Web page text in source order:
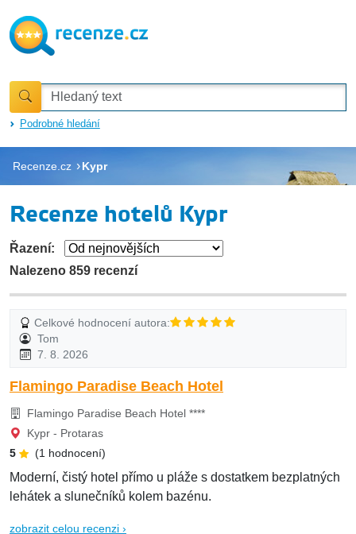
Podrobné hledání
Recenze.cz Kypr
Recenze hotelů Kypr
Nalezeno 859 recenzí
Řazení:
Celkové hodnocení autora:
Tom
7. 8. 2026
Flamingo Paradise Beach Hotel
Flamingo Paradise Beach Hotel ****
Kypr - Protaras
5
(1 hodnocení)
Moderní, čistý hotel přímo u pláže s dostatkem bezplatných
lehátek a slunečníků kolem bazénu.
zobrazit celou recenzi ›